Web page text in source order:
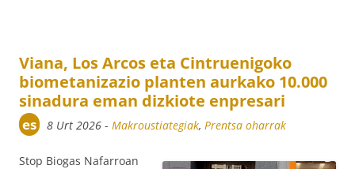
Viana, Los Arcos eta Cintruenigoko
biometanizazio planten aurkako 10.000
sinadura eman dizkiote enpresari
es 8 Urt 2026 -Makroustiategiak,Prentsa oharrak
Stop Biogas Nafarroan